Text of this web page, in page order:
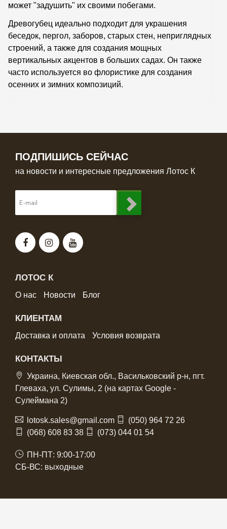
может "задушить" их своими побегами.
Древогубец идеально подходит для украшения
беседок, пергол, заборов, старых стен, неприглядных
строений, а также для создания мощных
вертикальных акцентов в больших садах. Он также
часто используется во флористике для создания
осенних и зимних композиций.
ПОДПИШИСЬ СЕЙЧАС
на новости и интересные предложения Лотос К
ЛОТОС К
О нас Новости Блог
КЛИЕНТАМ
Доставка и оплата Условия возврата
КОНТАКТЫ
Украина, Киевская обл., Васильковский р-н, пгт.
Глеваха, ул. Сулимы, 2 (на картах Google -
Сулеймана 2)
lotosk.sales@gmail.com
(050) 964 72 26
(068) 608 83 38
(073) 044 01 54
ПН-ПТ: 9:00-17:00
СБ-ВС: выходные